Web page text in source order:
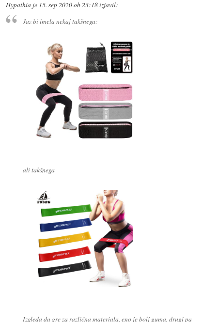
Hypathia je 15. sep 2020 ob 23:18izjavil:
Jaz bi imela nekaj takšnega:
ali takšnega
Izgleda da gre za različna materiala, eno je bolj guma, drugi pa